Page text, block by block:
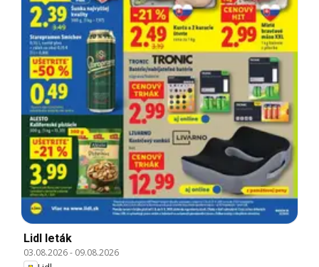
Lidl leták
03.08.2026- 09.08.2026